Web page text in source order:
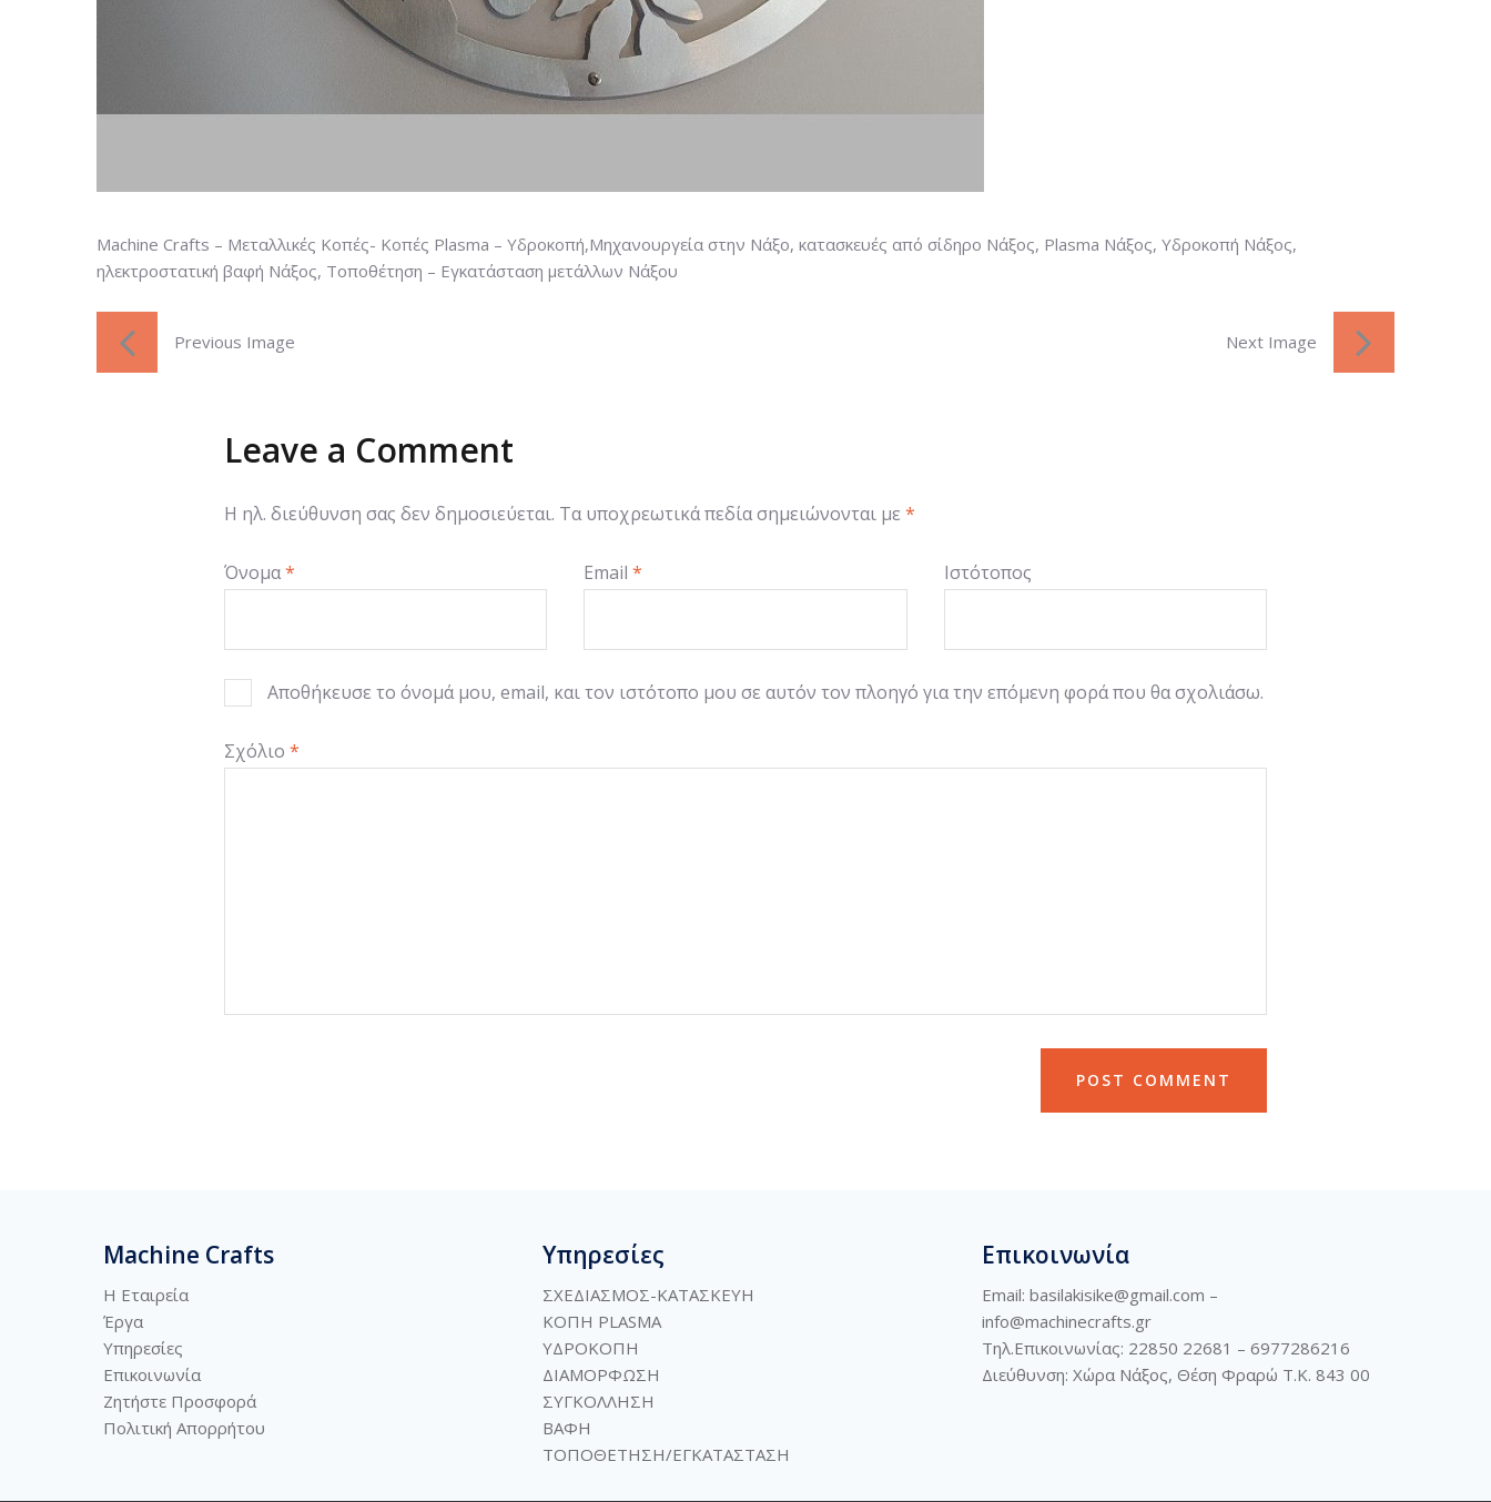
Machine Crafts – Μεταλλικές Κοπές- Κοπές Plasma – Υδροκοπή,Μηχανουργεία στην Νάξο, κατασκευές από σίδηρο Νάξος, Plasma Νάξος, Υδροκοπή Νάξος,
ηλεκτροστατική βαφή Νάξος, Τοποθέτηση – Εγκατάσταση μετάλλων Νάξου
Previous Image Next Image
Leave a Comment
Η ηλ. διεύθυνση σας δεν δημοσιεύεται. Τα υποχρεωτικά πεδία σημειώνονται με *
Όνομα* Email* Ιστότοπος
Αποθήκευσε το όνομά μου, email, και τον ιστότοπο μου σε αυτόν τον πλοηγό για την επόμενη φορά που θα σχολιάσω.
Σχόλιο *
Machine Crafts
Η Εταιρεία
Έργα
Υπηρεσίες
Επικοινωνία
Ζητήστε Προσφορά
Πολιτική Απορρήτου
Υπηρεσίες
ΣΧΕΔΙΑΣΜΟΣ-ΚΑΤΑΣΚΕΥΗ
ΚΟΠΗ PLASMA
ΥΔΡΟΚΟΠΗ
ΔΙΑΜΟΡΦΩΣΗ
ΣΥΓΚΟΛΛΗΣΗ
ΒΑΦΗ
ΤΟΠΟΘΕΤΗΣΗ/ΕΓΚΑΤΑΣΤΑΣΗ
Επικοινωνία
Email: basilakisike@gmail.com –
info@machinecrafts.gr
Τηλ.Επικοινωνίας: 22850 22681 – 6977286216
Διεύθυνση: Χώρα Νάξος, Θέση Φραρώ Τ.Κ. 843 00